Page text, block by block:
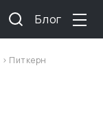
Блог
> Питкерн